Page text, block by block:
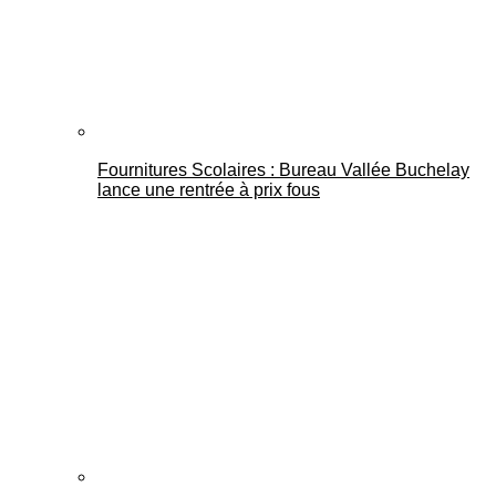
Fournitures Scolaires : Bureau Vallée Buchelay
lance une rentrée à prix fous